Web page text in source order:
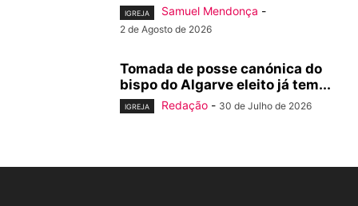
IGREJA Samuel Mendonça -
2 de Agosto de 2026
Tomada de posse canónica do
bispo do Algarve eleito já tem...
IGREJA Redação - 30 de Julho de 2026